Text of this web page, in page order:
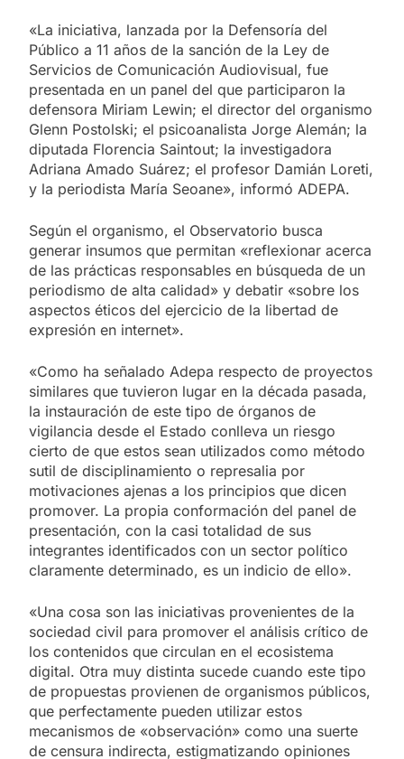
«La iniciativa, lanzada por la Defensoría del
Público a 11 años de la sanción de la Ley de
Servicios de Comunicación Audiovisual, fue
presentada en un panel del que participaron la
defensora Miriam Lewin; el director del organismo
Glenn Postolski; el psicoanalista Jorge Alemán; la
diputada Florencia Saintout; la investigadora
Adriana Amado Suárez; el profesor Damián Loreti,
y la periodista María Seoane», informó ADEPA.
Según el organismo, el Observatorio busca
generar insumos que permitan «reflexionar acerca
de las prácticas responsables en búsqueda de un
periodismo de alta calidad» y debatir «sobre los
aspectos éticos del ejercicio de la libertad de
expresión en internet».
«Como ha señalado Adepa respecto de proyectos
similares que tuvieron lugar en la década pasada,
la instauración de este tipo de órganos de
vigilancia desde el Estado conlleva un riesgo
cierto de que estos sean utilizados como método
sutil de disciplinamiento o represalia por
motivaciones ajenas a los principios que dicen
promover. La propia conformación del panel de
presentación, con la casi totalidad de sus
integrantes identificados con un sector político
claramente determinado, es un indicio de ello».
«Una cosa son las iniciativas provenientes de la
sociedad civil para promover el análisis crítico de
los contenidos que circulan en el ecosistema
digital. Otra muy distinta sucede cuando este tipo
de propuestas provienen de organismos públicos,
que perfectamente pueden utilizar estos
mecanismos de «observación» como una suerte
de censura indirecta, estigmatizando opiniones